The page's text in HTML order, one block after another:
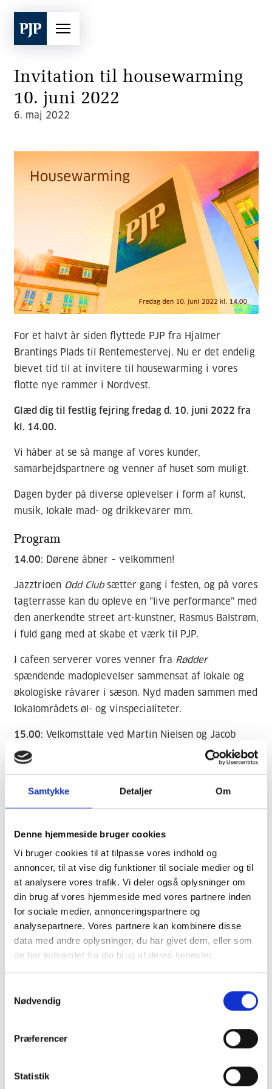
Samtykke Detaljer Om
Denne hjemmeside bruger cookies
Vi bruger cookies til at tilpasse vores indhold og
annoncer, til at vise dig funktioner til sociale medier og til
at analysere vores trafik. Vi deler også oplysninger om
din brug af vores hjemmeside med vores partnere inden
for sociale medier, annonceringspartnere og
analysepartnere. Vores partnere kan kombinere disse
data med andre oplysninger, du har givet dem, eller som
de har indsamlet fra din brug af deres tjenester.
Nødvendig
Præferencer
Statistik
Invitation til housewarming
10. juni 2022
6. maj 2022
For et halvt år siden flyttede PJP fra Hjalmer
Brantings Plads til Rentemestervej. Nu er det endelig
blevet tid til at invitere til housewarming i vores
flotte nye rammer i Nordvest.
Glæd dig til festlig fejring fredag d. 10. juni 2022 fra
kl. 14.00.
Vi håber at se så mange af vores kunder,
samarbejdspartnere og venner af huset som muligt.
Dagen byder på diverse oplevelser i form af kunst,
musik, lokale mad- og drikkevarer mm.
Program
14.00: Dørene åbner – velkommen!
Jazztrioen Odd Clubsætter gang i festen, og på vores
tagterrasse kan du opleve en ”live performance” med
den anerkendte street art-kunstner, Rasmus Balstrøm,
i fuld gang med at skabe et værk til PJP.
I cafeen serverer vores venner fra Rødder
spændende madoplevelser sammensat af lokale og
økologiske råvarer i sæson. Nyd maden sammen med
lokalområdets øl- og vinspecialiteter.
15.00: Velkomsttale ved Martin Nielsen og Jacob
Lemche, partnere i PJP.
16.00: Den nordvest-baserede DJ-duoVibe & Tone
sørger for god stemning, når de kommer og vender
plader i vores lounge på 2. sal.
Her kan du også få lækre nitrogen-is og is-cocktails
fraIstidpå Nørrebro, som holder pop up-bar hos os i
dagens anledning.
På tagterrassen tænder vi op i grillen og byder
sommeren velkommen.
18.00:
Festen fortsætter i loungen på 2. sal og på
tagterrassen.
Tilmelding
Tilmelding: Arrangementet har fundet sted.